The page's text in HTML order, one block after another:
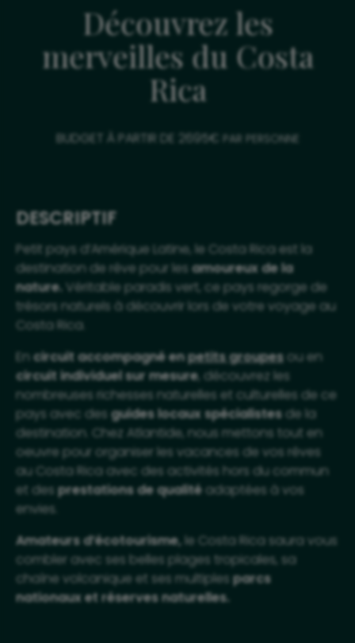
Découvrez les
merveilles du Costa
Rica
BUDGET À PARTIR DE 2695€ PAR PERSONNE
DESCRIPTIF
Petit pays d’Amérique Latine, le Costa Rica est la
destination de rêve pour les amoureux de la
nature. Véritable paradis vert, ce pays regorge de
trésors naturels à découvrir lors de votre voyage au
Costa Rica.
En circuit accompagné enpetits groupesou en
circuit individuel sur mesure, découvrez les
nombreuses richesses naturelles et culturelles de ce
pays avec des guides locaux spécialistes de la
destination. Chez Atlantide, nous mettons tout en
oeuvre pour organiser les vacances de vos rêves
au Costa Rica avec des activités hors du commun
et desprestations de qualité adaptées à vos
envies.
Amateurs d’écotourisme, le Costa Rica saura vous
combler avec ses belles plages tropicales, sa
chaîne volcanique et ses multiplesparcs
nationaux et réserves naturelles.